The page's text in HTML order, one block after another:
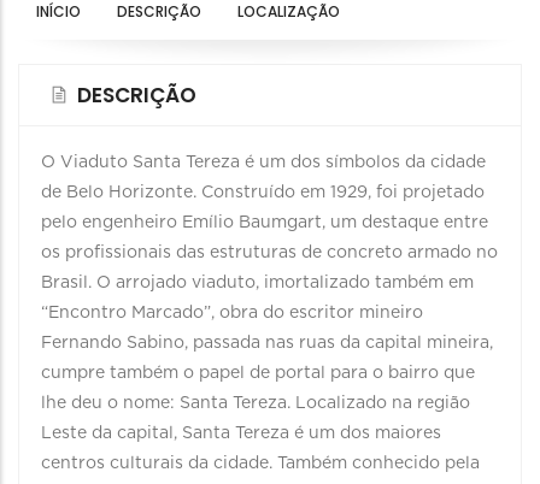
INÍCIO DESCRIÇÃO LOCALIZAÇÃO
DESCRIÇÃO
O Viaduto Santa Tereza é um dos símbolos da cidade
de Belo Horizonte. Construído em 1929, foi projetado
pelo engenheiro Emílio Baumgart, um destaque entre
os profissionais das estruturas de concreto armado no
Brasil. O arrojado viaduto, imortalizado também em
“Encontro Marcado”, obra do escritor mineiro
Fernando Sabino, passada nas ruas da capital mineira,
cumpre também o papel de portal para o bairro que
lhe deu o nome: Santa Tereza. Localizado na região
Leste da capital, Santa Tereza é um dos maiores
centros culturais da cidade. Também conhecido pela